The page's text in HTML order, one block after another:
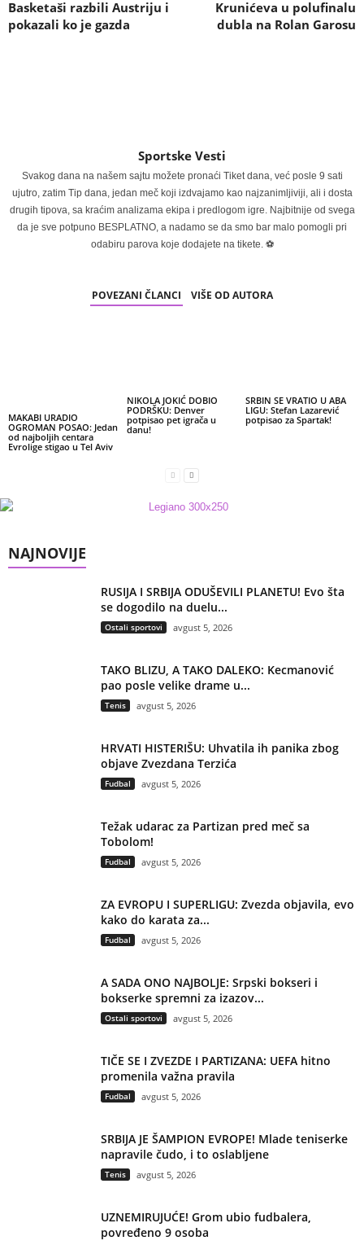
Basketaši razbili Austriju i
pokazali ko je gazda
Krunićeva u polufinalu
dubla na Rolan Garosu
Sportske Vesti
Svakog dana na našem sajtu možete pronaći Tiket dana, već posle 9 sati
ujutro, zatim Tip dana, jedan meč koji izdvajamo kao najzanimljiviji, ali i dosta
drugih tipova, sa kraćim analizama ekipa i predlogom igre. Najbitnije od svega
da je sve potpuno BESPLATNO, a nadamo se da smo bar malo pomogli pri
odabiru parova koje dodajete na tikete. ⚽
POVEZANI ČLANCI VIŠE OD AUTORA
MAKABI URADIO
OGROMAN POSAO: Jedan
od najboljih centara
Evrolige stigao u Tel Aviv
NIKOLA JOKIĆ DOBIO
PODRŠKU: Denver
potpisao pet igrača u
danu!
SRBIN SE VRATIO U ABA
LIGU: Stefan Lazarević
potpisao za Spartak!
NAJNOVIJE
RUSIJA I SRBIJA ODUŠEVILI PLANETU! Evo šta
se dogodilo na duelu...
Ostali sportovi avgust 5, 2026
TAKO BLIZU, A TAKO DALEKO: Kecmanović
pao posle velike drame u...
Tenis avgust 5, 2026
HRVATI HISTERIŠU: Uhvatila ih panika zbog
objave Zvezdana Terzića
Fudbal avgust 5, 2026
Težak udarac za Partizan pred meč sa
Tobolom!
Fudbal avgust 5, 2026
ZA EVROPU I SUPERLIGU: Zvezda objavila, evo
kako do karata za...
Fudbal avgust 5, 2026
A SADA ONO NAJBOLJE: Srpski bokseri i
bokserke spremni za izazov...
Ostali sportovi avgust 5, 2026
TIČE SE I ZVEZDE I PARTIZANA: UEFA hitno
promenila važna pravila
Fudbal avgust 5, 2026
SRBIJA JE ŠAMPION EVROPE! Mlade teniserke
napravile čudo, i to oslabljene
Tenis avgust 5, 2026
UZNEMIRUJUĆE! Grom ubio fudbalera,
povređeno 9 osoba